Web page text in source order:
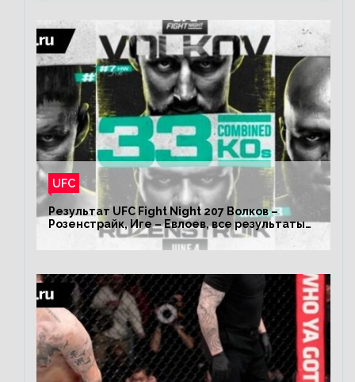
UFC
Результат UFC Fight Night 207 Волков –
Розенстрайк, Иге – Евлоев, все результаты
турнира ЮФС ФН 207